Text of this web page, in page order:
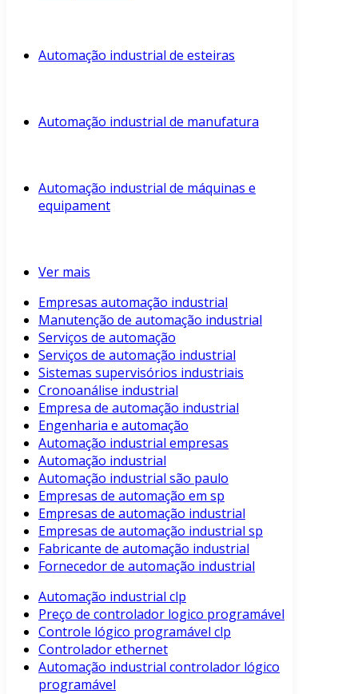
Automação industrial de esteiras
Automação industrial de manufatura
Automação industrial de máquinas e
equipament
Ver mais
Empresas automação industrial
Manutenção de automação industrial
Serviços de automação
Serviços de automação industrial
Sistemas supervisórios industriais
Cronoanálise industrial
Empresa de automação industrial
Engenharia e automação
Automação industrial empresas
Automação industrial
Automação industrial são paulo
Empresas de automação em sp
Empresas de automação industrial
Empresas de automação industrial sp
Fabricante de automação industrial
Fornecedor de automação industrial
Automação industrial clp
Preço de controlador logico programável
Controle lógico programável clp
Controlador ethernet
Automação industrial controlador lógico
programável